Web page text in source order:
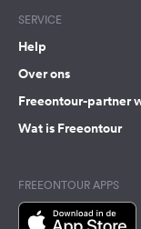
SERVICE
Help
Over ons
Freeontour-partner
Wat is Freeontour
FREEONTOUR APPS